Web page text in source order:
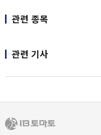
관련 종목
관련 기사